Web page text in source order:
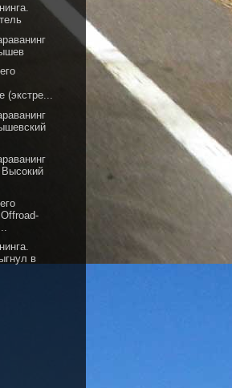
(экстре...
Высокий
в